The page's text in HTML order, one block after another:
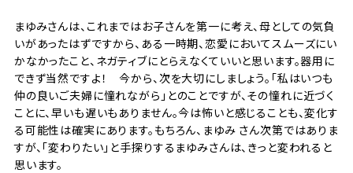
まゆみさんは、これまではお子さんを第一に考え、母としての気負
いがあったはずですから、ある一時期、恋愛においてスムーズにい
かなかったこと、ネガティブにとらえなくていいと思います。器用に
できず当然ですよ！ 今から、次を大切にしましょう。「私はいつも
仲の良いご夫婦に憧れながら」とのことですが、その憧れに近づく
ことに、早いも遅いもありません。今は怖いと感じることも、変化す
る可能性は確実にあります。もちろん、まゆみ さん次第ではありま
すが、「変わりたい」と手探りするまゆみさんは、きっと変われると
思います。